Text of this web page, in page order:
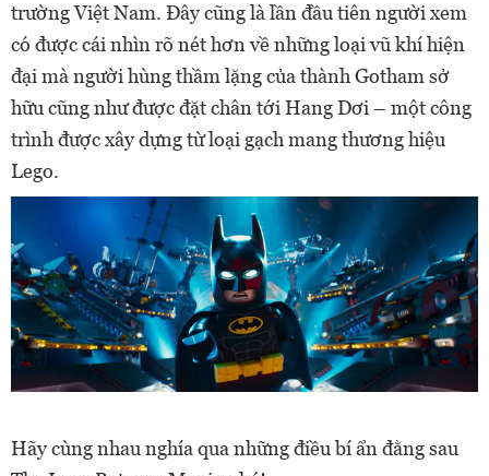
trường Việt Nam. Đây cũng là lần đầu tiên người xem
có được cái nhìn rõ nét hơn về những loại vũ khí hiện
đại mà người hùng thầm lặng của thành Gotham sở
hữu cũng như được đặt chân tới Hang Dơi – một công
trình được xây dựng từ loại gạch mang thương hiệu
Lego.
Hãy cùng nhau nghía qua những điều bí ẩn đằng sau